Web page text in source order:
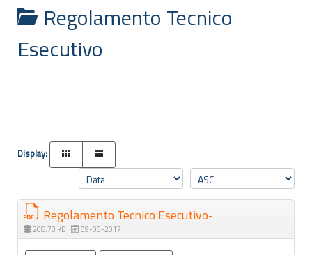
Regolamento Tecnico
Esecutivo
Display:
Regolamento Tecnico Esecutivo-
208.73 KB 09-06-2017